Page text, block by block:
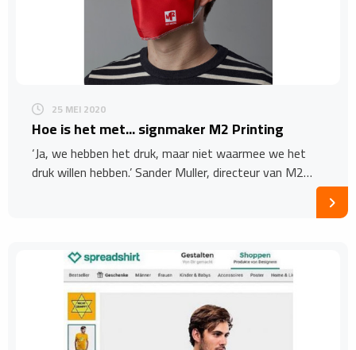
25 MEI 2020
Hoe is het met... signmaker M2 Printing
‘Ja, we hebben het druk, maar niet waarmee we het
druk willen hebben.’ Sander Muller, directeur van M2…